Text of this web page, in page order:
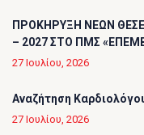
ΠΡΟΚΗΡΥΞΗ ΝΕΩΝ
– 2027 ΣΤΟ ΠΜΣ
27 Ιουλίου, 2026
Αναζήτηση
27 Ιουλίου, 2026